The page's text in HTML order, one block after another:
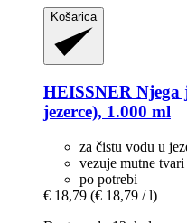
Košarica
HEISSNER Njega
jezerce), 1.000 ml
za čistu vodu u
vezuje mutne tvari
po potrebi
€ 18,79 (€ 18,79 / l)